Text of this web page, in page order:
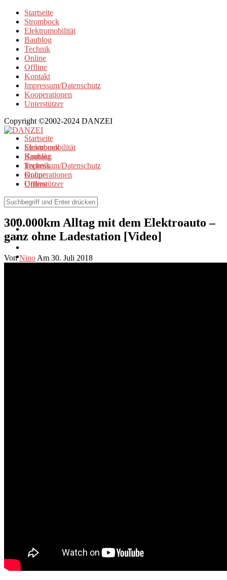
Startseite
Strombock
Elektromobilität
Baublog
Technik
Online
Offline
Kontakt
Impressum/Datenschutz
Kooperationen
Unterstützer
Copyright ©2002-2024 DANZEI
Startseite
Strombock
Kontakt
Impressum/Datenschutz
Kooperationen
Unterstützer
Elektromobilität
Baublog
Technik
Online
Offline
Elektromobilität
300.000km Alltag mit dem Elektroauto –
ganz ohne Ladestation [Video]
VonNino Am 30. Juli 2018